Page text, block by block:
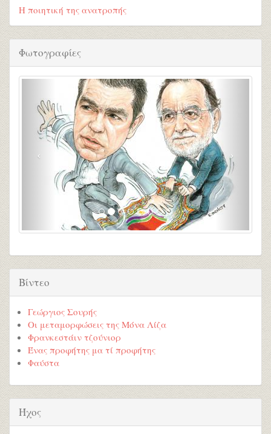
Η ποιητική της ανατροπής
Φωτογραφίες
Βίντεο
Γεώργιος Σουρής
Οι μεταμορφώσεις της Μόνα Λίζα
Φρανκεστάιν τζούνιορ
Ένας προφήτης μα τί προφήτης
Φαύστα
Ήχος